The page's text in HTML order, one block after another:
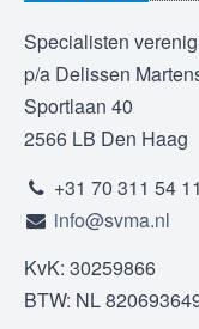
Specialisten
p/a Delissen
Sportlaan 40
2566 LB Den Haag
+31 70 311 54 11
info@svma.nl
KvK: 30259866
BTW: NL